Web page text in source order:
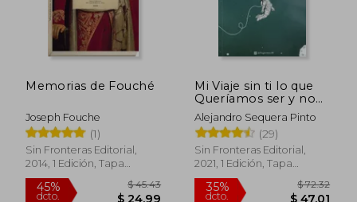
Memorias de Fouché
Joseph Fouche
(1)
Sin Fronteras Editorial,
2014, 1 Edición, Tapa
Blanda, Nuevo
Mi Viaje sin ti lo que
Queríamos ser y no
Fuimos
Alejandro Sequera Pinto
(29)
Sin Fronteras Editorial,
2021, 1 Edición, Tapa
Blanda, Nuevo